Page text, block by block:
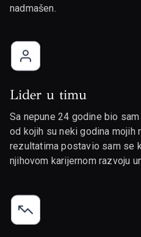
nadmašen.
Lider u timu
Sa nepune 24 godine bio
od kojih su neki godina mojih
rezultatima postavio sam se
njihovom karijernom razvoju